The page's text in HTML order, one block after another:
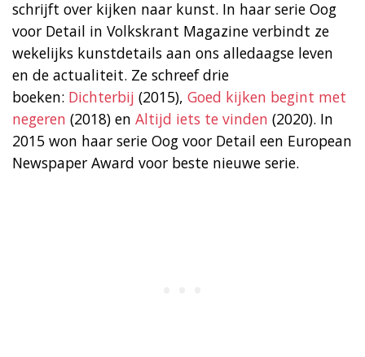
schrijft over kijken naar kunst. In haar serie Oog
voor Detail in Volkskrant Magazine verbindt ze
wekelijks kunstdetails aan ons alledaagse leven
en de actualiteit. Ze schreef drie
boeken: Dichterbij (2015), Goed kijken begint met
negeren (2018) en Altijd iets te vinden (2020). In
2015 won haar serie Oog voor Detail een European
Newspaper Award voor beste nieuwe serie.